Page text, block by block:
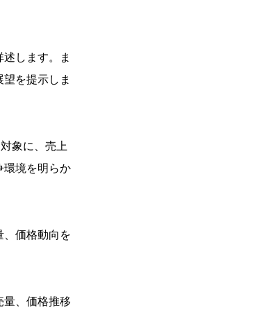
します。ま
を提示しま
象に、売上
環境を明らか
価格動向を
、価格推移